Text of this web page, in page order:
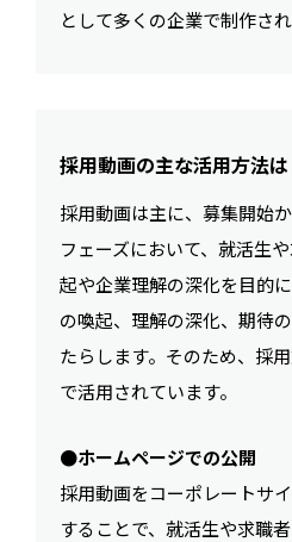
として多くの企業で制作され
採用動画の主な活用方法は
採用動画は主に、募集開始
フェーズにおいて、就活生
起や企業理解の深化を目的
の喚起、理解の深化、期待
たらします。そのため、採
で活用されています。
●ホームページでの公開
採用動画をコーポレートサ
することで、就活生や求職